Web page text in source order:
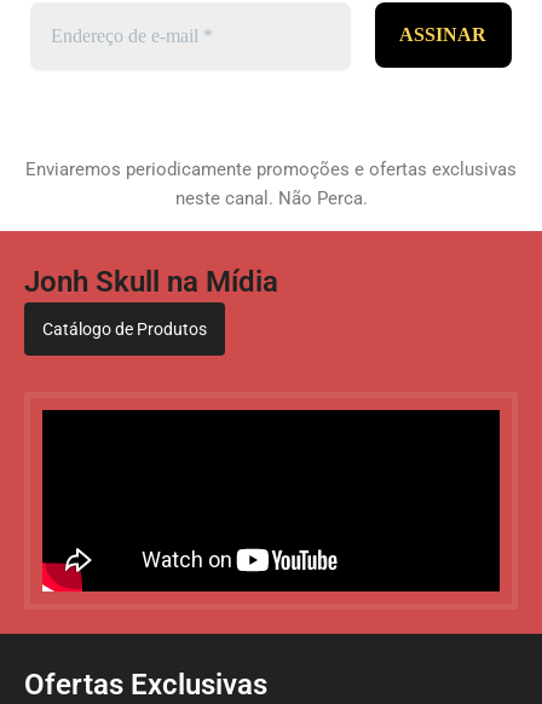
Enviaremos periodicamente promoções e ofertas exclusivas
neste canal. Não Perca.
Jonh Skull na Mídia
Catálogo de Produtos
Ofertas Exclusivas